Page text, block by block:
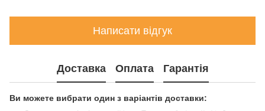
Написати відгук
Доставка Оплата Гарантія
Ви можете вибрати один з варіантів доставки: